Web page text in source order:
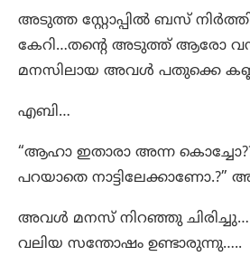
അടുത്ത സ്റ്റോപ്പിൽ ബസ്
കേറി…തന്റെ അടുത്ത് ആരോ
മനസിലായ അവൾ പതുക്കെ
എബി…
“ആഹാ ഇതാരാ അന്ന
പറയാതെ നാട്ടിലേക്കാണോ.?”
അവൾ മനസ് നിറഞ്ഞു
വലിയ സന്തോഷം ഉണ്ടാരുന്നു…..